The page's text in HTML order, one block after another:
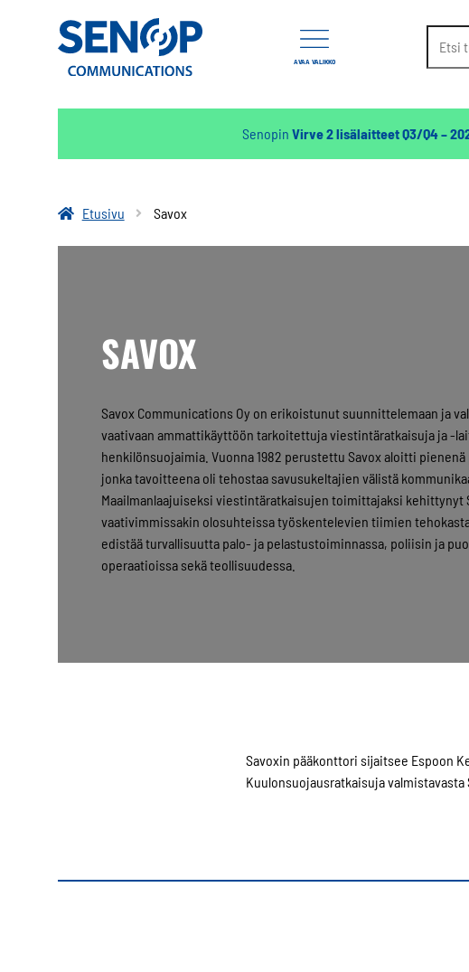
AVAA VALIKKO
Senopin Virve 2 lisälaitteet Q3/Q4 –
Etusivu
Savox
SAVOX
Savox Communications Oy on erikoistunut suunnittelemaan ja
vaativaan ammattikäyttöön tarkoitettuja viestintäratkaisuja ja -
henkilönsuojaimia. Vuonna 1982 perustettu Savox aloitti
jonka tavoitteena oli tehostaa savusukeltajien välistä
Maailmanlaajuiseksi viestintäratkaisujen toimittajaksi kehittynyt
vaativimmissakin olosuhteissa työskentelevien tiimien
edistää turvallisuutta palo- ja pelastustoiminnassa, poliisin ja
operaatioissa sekä teollisuudessa.
Savoxin pääkonttori sijaitsee Espoon
Kuulonsuojausratkaisuja valmistavasta